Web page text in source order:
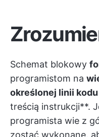
Schemat blokowy
programistom na
określonej linii kodu
treścią instrukcji**.
programista wie z
zostać wykonane,